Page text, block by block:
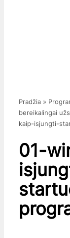
Pradžia »
bereikalingai
kaip-isjungti-
01-